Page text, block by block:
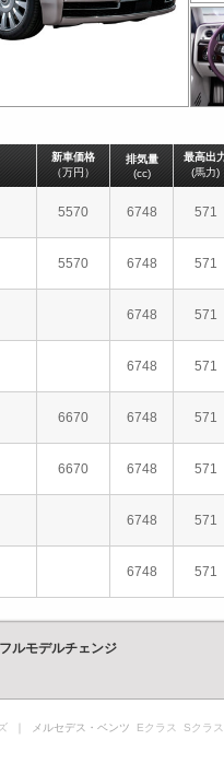
新車価格
（万円）
排気量
(cc)
最高出
(馬力)
5570 6748 571
5570 6748 571
6748 571
6748 571
6670 6748 571
6670 6748 571
6748 571
6748 571
ルモデルチェンジ
｜ メルセデス・ベンツ Eクラス Sクラス